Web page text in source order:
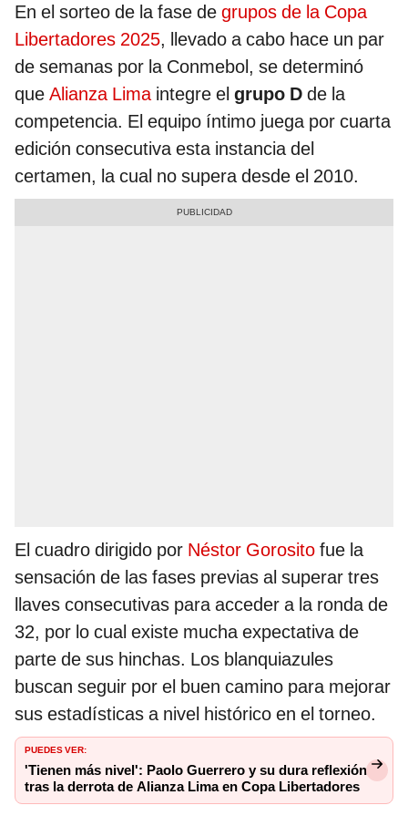
En el sorteo de la fase de grupos de la Copa
Libertadores 2025, llevado a cabo hace un par
de semanas por la Conmebol, se determinó
que Alianza Limaintegre el grupo D de la
competencia. El equipo íntimo juega por cuarta
edición consecutiva esta instancia del
certamen, la cual no supera desde el 2010.
El cuadro dirigido por Néstor Gorosito fue la
sensación de las fases previas al superar tres
llaves consecutivas para acceder a la ronda de
32, por lo cual existe mucha expectativa de
parte de sus hinchas. Los blanquiazules
buscan seguir por el buen camino para mejorar
sus estadísticas a nivel histórico en el torneo.
PUEDES VER:
'Tienen más nivel': Paolo Guerrero y su dura reflexión
tras la derrota de Alianza Lima en Copa Libertadores